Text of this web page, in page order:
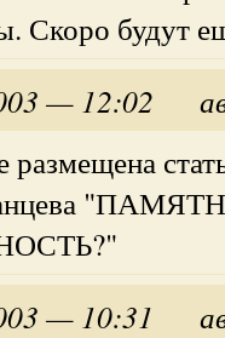
Скоро будут
— 12:02
размещена
— 10:31